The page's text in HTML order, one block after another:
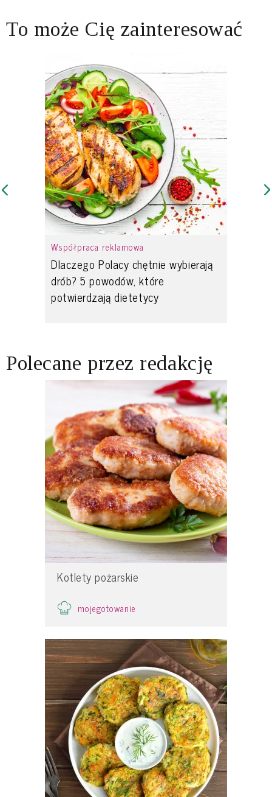
To może Cię zainteresować
Współpraca reklamowa
Dlaczego Polacy chętnie wybierają
drób? 5 powodów, które
potwierdzają dietetycy
Polecane przez redakcję
Kotlety pożarskie
mojegotowanie